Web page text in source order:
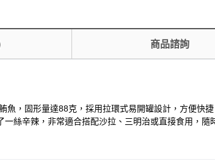
商品諮詢
，固形量達88克，採用拉環式易開罐設計，方便快
絲辛辣，非常適合搭配沙拉、三明治或直接食用，